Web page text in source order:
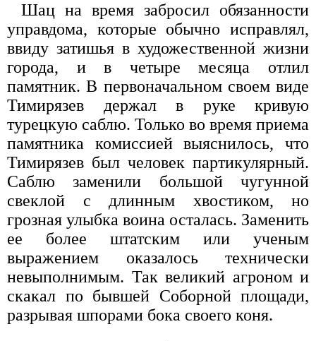
Шац на время забросил обязанности
управдома, которые обычно исправлял,
ввиду затишья в художественной жизни
города, и в четыре месяца отлил
памятник. В первоначальном своем виде
Тимирязев держал в руке кривую
турецкую саблю. Только во время приема
памятника комиссией выяснилось, что
Тимирязев был человек партикулярный.
Саблю заменили большой чугунной
свеклой с длинным хвостиком, но
грозная улыбка воина осталась. Заменить
ее более штатским или ученым
выражением оказалось технически
невыполнимым. Так великий агроном и
скакал по бывшей Соборной площади,
разрывая шпорами бока своего коня.